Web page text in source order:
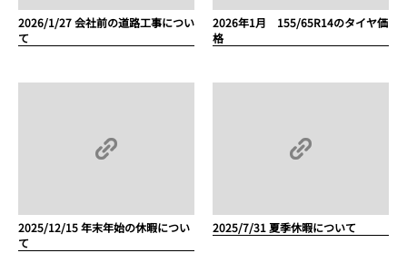
2026/1/27 会社前の道路工事につい
て
2026年1月 155/65R14のタイヤ価
格
2025/12/15 年末年始の休暇につい
て
2025/7/31 夏季休暇について